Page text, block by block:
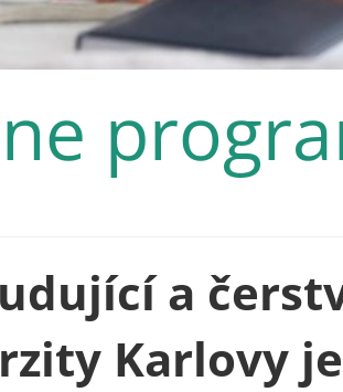
a
Karlovy